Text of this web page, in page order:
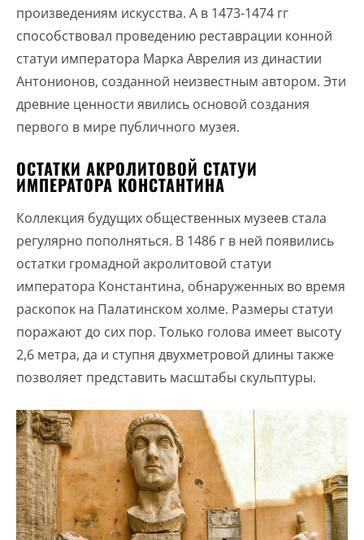
произведениям искусства. А в 1473-1474 гг
способствовал проведению реставрации конной
статуи императора Марка Аврелия из династии
Антонионов, созданной неизвестным автором. Эти
древние ценности явились основой создания
первого в мире публичного музея.
ОСТАТКИ АКРОЛИТОВОЙ СТАТУИ
ИМПЕРАТОРА КОНСТАНТИНА
Коллекция будущих общественных музеев стала
регулярно пополняться. В 1486 г в ней появились
остатки громадной акролитовой статуи
императора Константина, обнаруженных во время
раскопок на Палатинском холме. Размеры статуи
поражают до сих пор. Только голова имеет высоту
2,6 метра, да и ступня двухметровой длины также
позволяет представить масштабы скульптуры.